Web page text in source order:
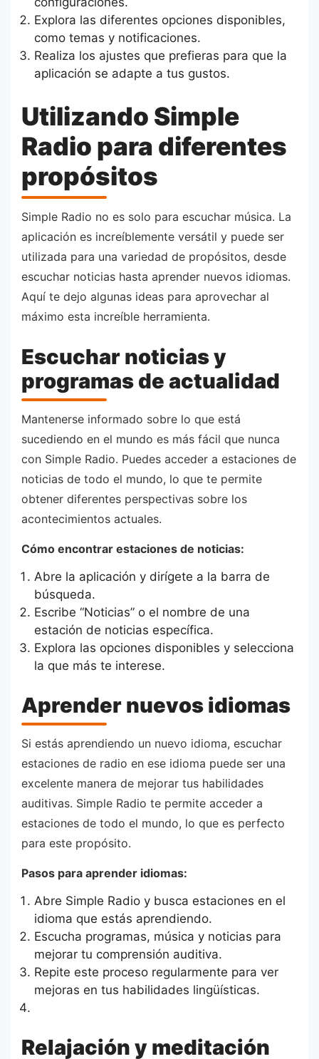
Explora las diferentes opciones disponibles,
como temas y notificaciones.
Realiza los ajustes que prefieras para que la
aplicación se adapte a tus gustos.
Utilizando Simple
Radio para diferentes
propósitos
Simple Radio no es solo para escuchar música. La
aplicación es increíblemente versátil y puede ser
utilizada para una variedad de propósitos, desde
escuchar noticias hasta aprender nuevos idiomas.
Aquí te dejo algunas ideas para aprovechar al
máximo esta increíble herramienta.
Escuchar noticias y
programas de actualidad
Mantenerse informado sobre lo que está
sucediendo en el mundo es más fácil que nunca
con Simple Radio. Puedes acceder a estaciones de
noticias de todo el mundo, lo que te permite
obtener diferentes perspectivas sobre los
acontecimientos actuales.
Cómo encontrar estaciones de noticias:
Abre la aplicación y dirígete a la barra de
búsqueda.
Escribe “Noticias” o el nombre de una
estación de noticias específica.
Explora las opciones disponibles y selecciona
la que más te interese.
Aprender nuevos idiomas
Si estás aprendiendo un nuevo idioma, escuchar
estaciones de radio en ese idioma puede ser una
excelente manera de mejorar tus habilidades
auditivas. Simple Radio te permite acceder a
estaciones de todo el mundo, lo que es perfecto
para este propósito.
Pasos para aprender idiomas:
Abre Simple Radio y busca estaciones en el
idioma que estás aprendiendo.
Escucha programas, música y noticias para
mejorar tu comprensión auditiva.
Repite este proceso regularmente para ver
mejoras en tus habilidades lingüísticas.
Relajación y meditación